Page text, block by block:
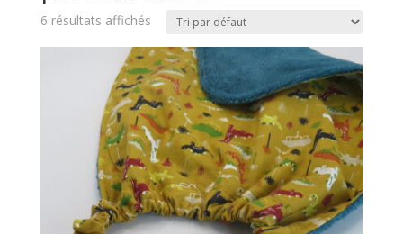
6 résultats affichés